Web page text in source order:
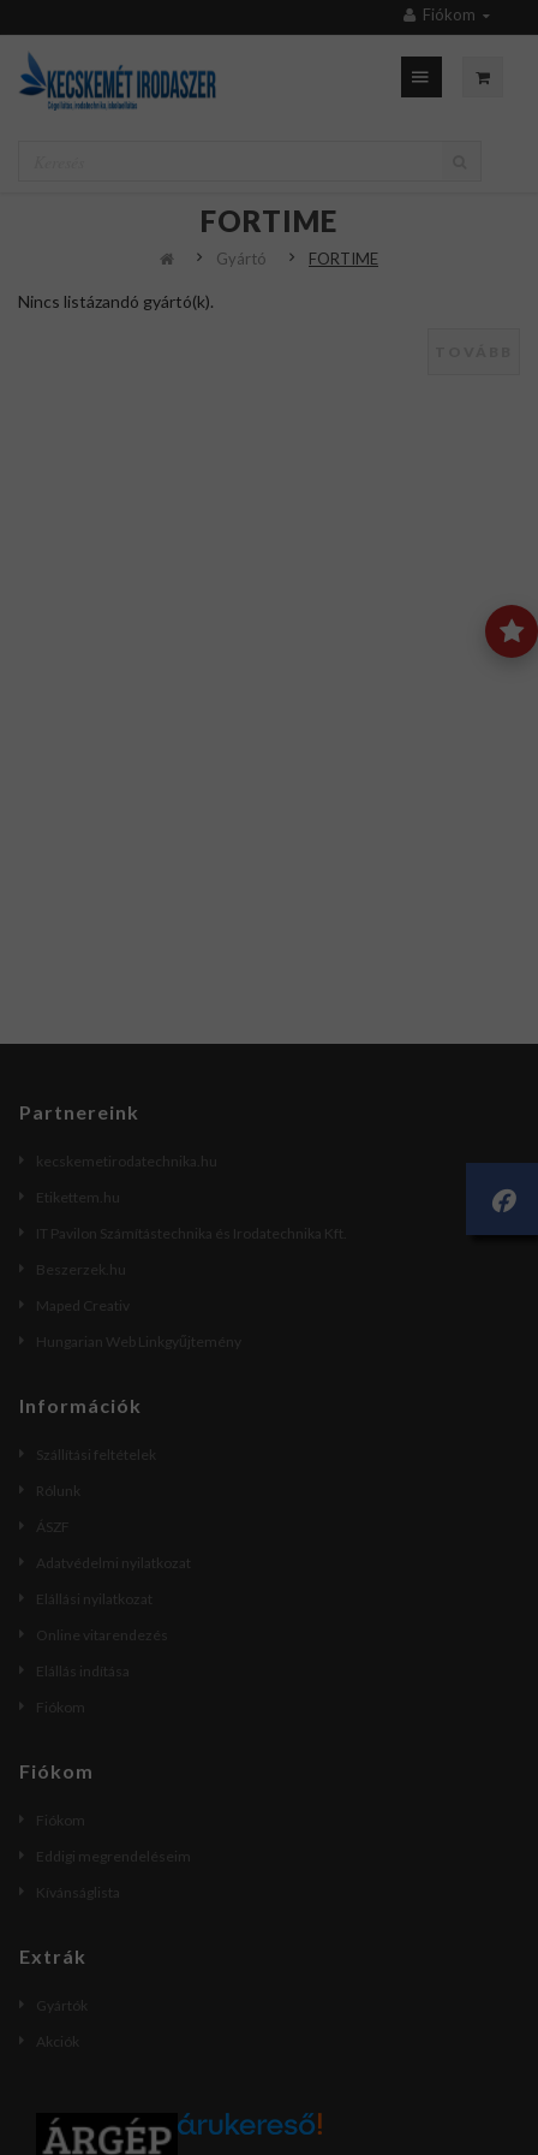
Fiókom
FORTIME
Gyártó FORTIME
Nincs listázandó gyártó(k).
Partnereink
kecskemetirodatechnika.hu
Etikettem.hu
IT Pavilon Számítástechnika és Irodatechnika Kft.
Beszerzek.hu
Maped Creativ
Hungarian Web Linkgyűjtemény
Információk
Szállítási feltételek
Rólunk
ÁSZF
Adatvédelmi nyilatkozat
Elállási nyilatkozat
Online vitarendezés
Elállás indítása
Fiókom
Fiókom
Fiókom
Eddigi megrendeléseim
Kívánságlista
Extrák
Gyártók
Akciók